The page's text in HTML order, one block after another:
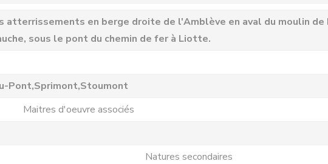
atterrissements en berge droite de l'Amblève en aval du moulin de
sous le pont du chemin de fer à Liotte.
Pont,Sprimont,Stoumont
Maitres d'oeuvre associés
Natures secondaires